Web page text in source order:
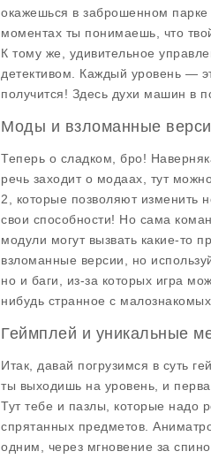
окажешься в заброшенном
моментах ты понимаешь, что
К тому же, удивительное
детективом. Каждый уровень —
получится! Здесь духи машин в
Моды и взломанные
Теперь о сладком, бро!
речь заходит о модаах, тут
2 , которые позволяют изменить
свои способности! Но сама
модули могут вызвать какие-то
взломанные версии, но
но и баги, из-за которых игра
нибудь странное с
Геймплей и уникальные
Итак, давай погрузимся в суть
ты выходишь на уровень, и
Тут тебе и пазлы, которые надо
спрятанных предметов.
одним, через мгновение за